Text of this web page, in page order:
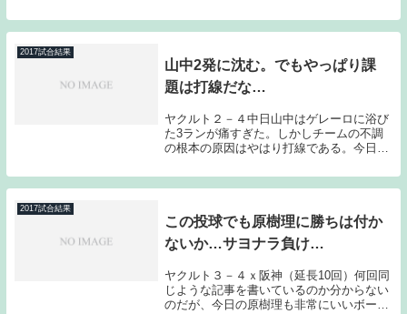
る光景ではあるのだが、これで借金は32ま
で膨らんでしまった。今日も試合を見れて
2017試合結果
山中2発に沈む。でもやっぱり課
題は打線だな…
ヤクルト２－４中日山中はゲレーロに浴び
た3ランが痛すぎた。しかしチームの不調
の根本の原因はやはり打線である。今日も
フライボールピッチャーのため、一発の危
険性とは隣り合わせなのだが、今日はラン
2017試合結果
この投球でも原樹理に勝ちは付か
ないか…サヨナラ負け…
ヤクルト３－４ｘ阪神（延長10回）何回同
じような記事を書いているのか分からない
のだが、今日の原樹理も非常にいいボール